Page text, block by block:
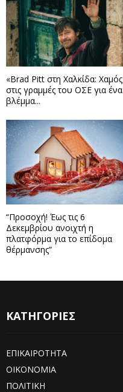
«Brad Pitt στη Χαλκίδα: Χαμός
στις γραμμές του ΟΣΕ για ένα
βλέμμα...
“Προσοχή! Έως τις 6
Δεκεμβρίου ανοιχτή η
πλατφόρμα για το επίδομα
θέρμανσης”
ΚΑΤΗΓΟΡΙΕΣ
ΕΠΙΚΑΙΡΟΤΗΤΑ
ΟΙΚΟΝΟΜΙΑ
ΠΟΛΙΤΙΚΗ